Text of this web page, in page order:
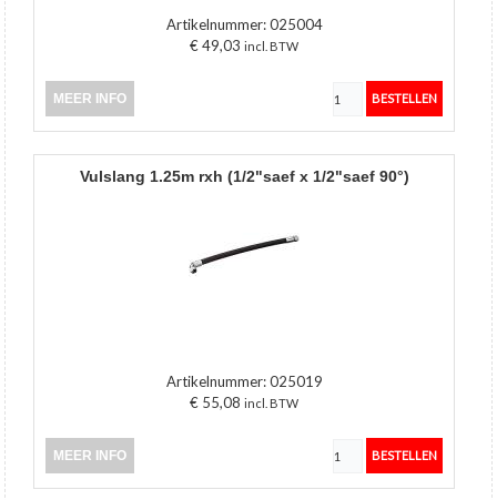
Artikelnummer:025004
€ 49,03 incl. BTW
MEER INFO
vulslang 1.25m rxh (1/2"saef x 1/2"saef 90°)
Artikelnummer:025019
€ 55,08 incl. BTW
MEER INFO